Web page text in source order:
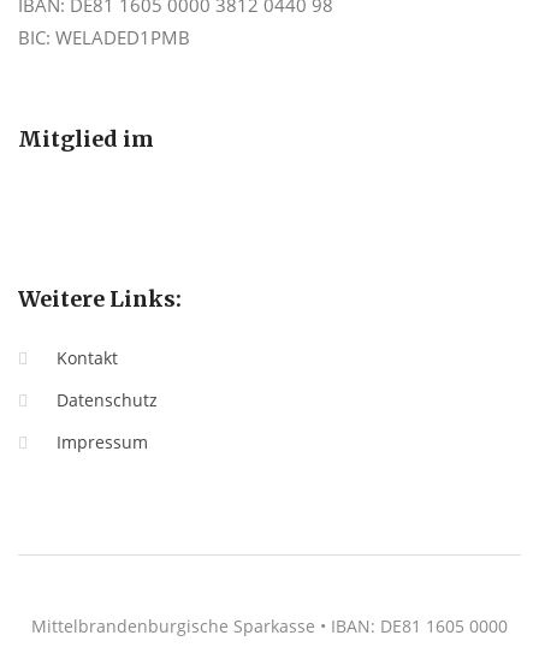
IBAN: DE81 1605 0000 3812 0440 98
BIC: WELADED1PMB
Mitglied im
Weitere Links:
Kontakt
Datenschutz
Impressum
Mittelbrandenburgische Sparkasse • IBAN: DE81 1605 0000